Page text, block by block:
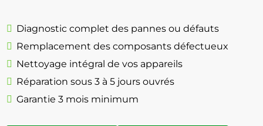
Diagnostic complet des pannes ou défauts
Remplacement des composants défectueux
Nettoyage intégral de vos appareils
Réparation sous 3 à 5 jours ouvrés
Garantie 3 mois minimum